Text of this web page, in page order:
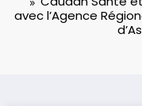
avec l’Agence